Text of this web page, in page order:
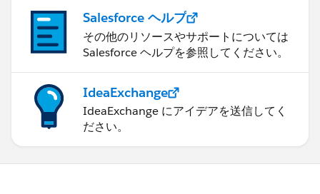
Salesforce ヘルプ
その他のリソースやサポートについては
Salesforce ヘルプを参照してください。
IdeaExchange
IdeaExchange にアイデアを送信してく
ださい。